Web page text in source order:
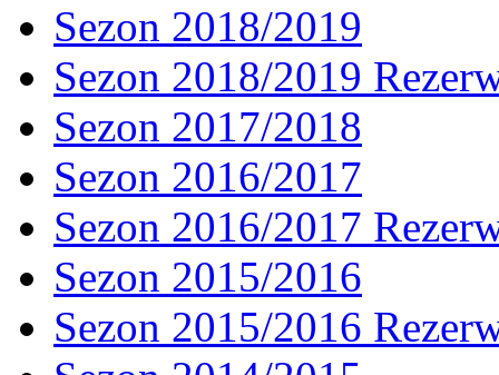
Sezon 2018/2019
Sezon 2018/2019
Sezon 2017/2018
Sezon 2016/2017
Sezon 2016/2017
Sezon 2015/2016
Sezon 2015/2016